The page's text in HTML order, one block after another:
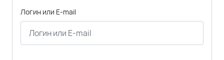
Логин или E-mail